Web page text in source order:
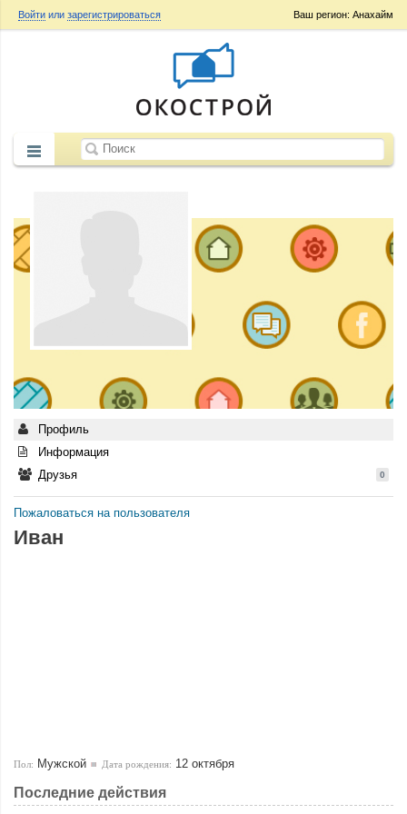
Ваш регион: Анахайм
Войти или зарегистрироваться
Профиль
Информация
Друзья
0
Пожаловаться на пользователя
Иван
Пол: Мужской Дата рождения: 12 октября
Последние действия